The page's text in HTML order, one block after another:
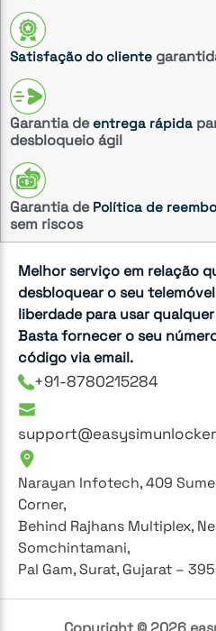
Satisfação do cliente
Garantia de entrega rápida
desbloqueio ágil
Garantia de Política de
sem riscos
Melhor serviço em relação
desbloquear o seu
liberdade para usar
Basta fornecer o seu
código via email.
+91-8780215284
Narayan Infotech, 409
Corner,
Behind Rajhans Multiplex,
Somchintamani,
Pal Gam, Surat, Gujarat –